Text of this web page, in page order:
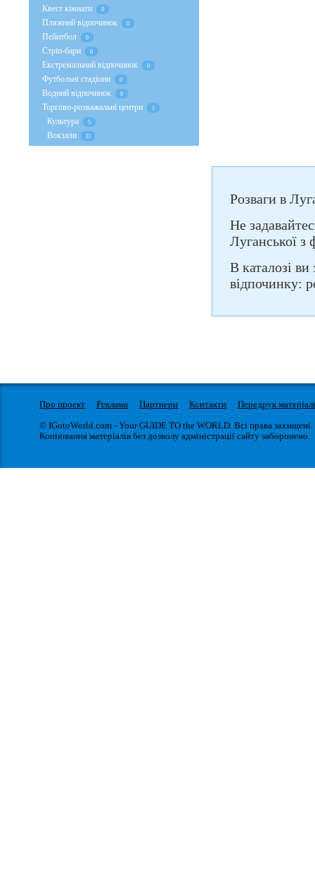
Розваги в
Не
Луганської з
В каталозі ви
відпочинку:
Квест кімнати 0
Пляжний відпочинок 0
Пейнтбол 0
Стрiп-бари 0
Екстремальний відпочинок 0
Футбольні стадіони 0
Водний відпочинок 0
Торгово-розважальні центри 1
Культура 5
Вокзали 33
Про проект Реклама Партнери Контакти
Передрук
© IGotoWorld.com - Your GUIDE TO the WORLD. Всі права захищені.
Копіювання матеріалів без дозволу адміністрації сайту заборонено.